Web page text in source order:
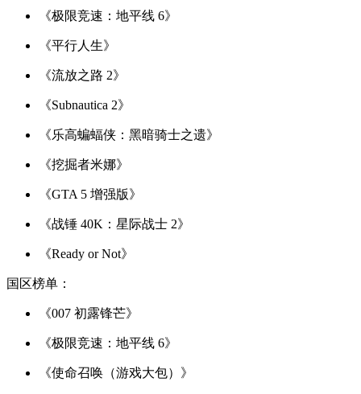
《极限竞速：地平线 6》
《平行人生》
《流放之路 2》
《Subnautica 2》
《乐高蝙蝠侠：黑暗骑士之遗》
《挖掘者米娜》
《GTA 5 增强版》
《战锤 40K：星际战士 2》
《Ready or Not》
国区榜单：
《007 初露锋芒》
《极限竞速：地平线 6》
《使命召唤（游戏大包）》